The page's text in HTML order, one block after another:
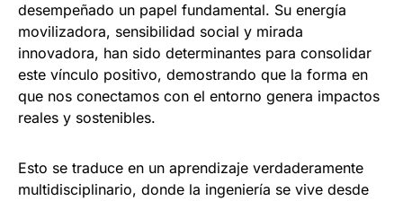
desempeñado un papel fundamental. Su energía
movilizadora, sensibilidad social y mirada
innovadora, han sido determinantes para consolidar
este vínculo positivo, demostrando que la forma en
que nos conectamos con el entorno genera impactos
reales y sostenibles.
Esto se traduce en un aprendizaje verdaderamente
multidisciplinario, donde la ingeniería se vive desde